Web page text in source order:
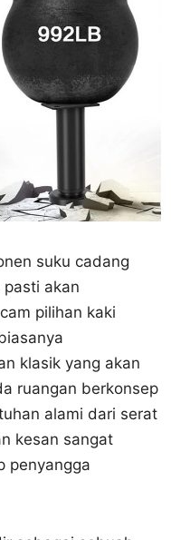
suku cadang
akan
pilihan kaki
klasik yang akan
ruangan berkonsep
alami dari serat
kesan sangat
penyangga